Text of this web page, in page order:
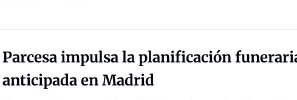
Parcesa impulsa la planificación
anticipada en Madrid